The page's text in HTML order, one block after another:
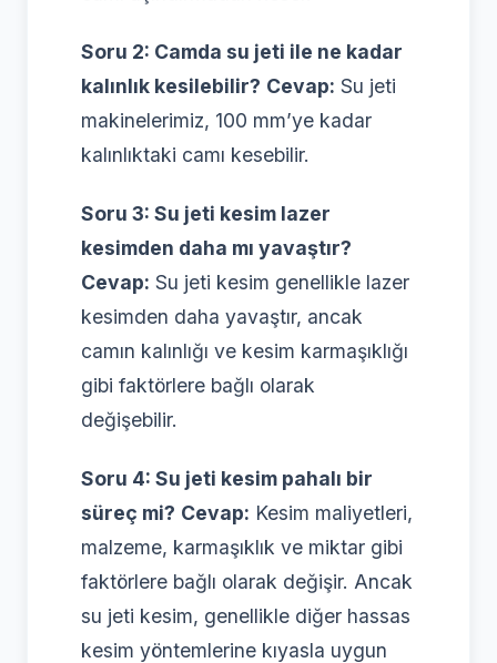
Soru 2: Camda su jeti ile ne kadar
kalınlık kesilebilir? Cevap: Su jeti
makinelerimiz, 100 mm’ye kadar
kalınlıktaki camı kesebilir.
Soru 3: Su jeti kesim lazer
kesimden daha mı yavaştır?
Cevap: Su jeti kesim genellikle lazer
kesimden daha yavaştır, ancak
camın kalınlığı ve kesim karmaşıklığı
gibi faktörlere bağlı olarak
değişebilir.
Soru 4: Su jeti kesim pahalı bir
süreç mi? Cevap: Kesim maliyetleri,
malzeme, karmaşıklık ve miktar gibi
faktörlere bağlı olarak değişir. Ancak
su jeti kesim, genellikle diğer hassas
kesim yöntemlerine kıyasla uygun